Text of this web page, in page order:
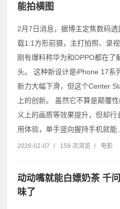
能拍横图
2月7日消息，据博主定焦数码
载1:1方形前摄，主打拍照、录
刚有爆料称华为和OPPO都在
头。 这种新设计是iPhone 17系
新力大幅下滑，但这个Center
上的创新。 虽然它不算是颠覆
义上的画质等效果提升，但却行
用体验，单手竖向握持手机就能...
2026-02-07 / 159 次浏览 / 电影
动动嘴就能白嫖奶茶 千
味了